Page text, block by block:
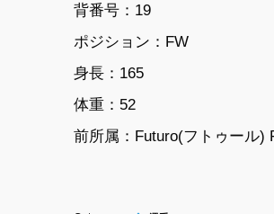
背番号：19
ポジション：FW
身長：165
体重：52
前所属：Futuro(フトゥール)